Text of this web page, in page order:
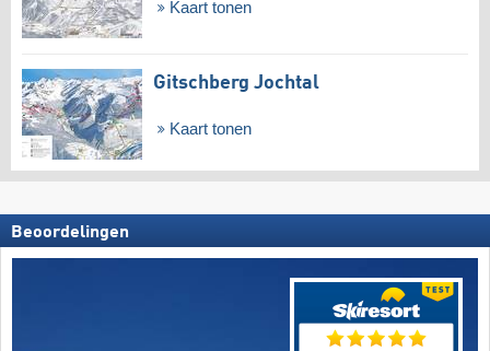
Kaart tonen
Gitschberg Jochtal
Kaart tonen
Beoordelingen